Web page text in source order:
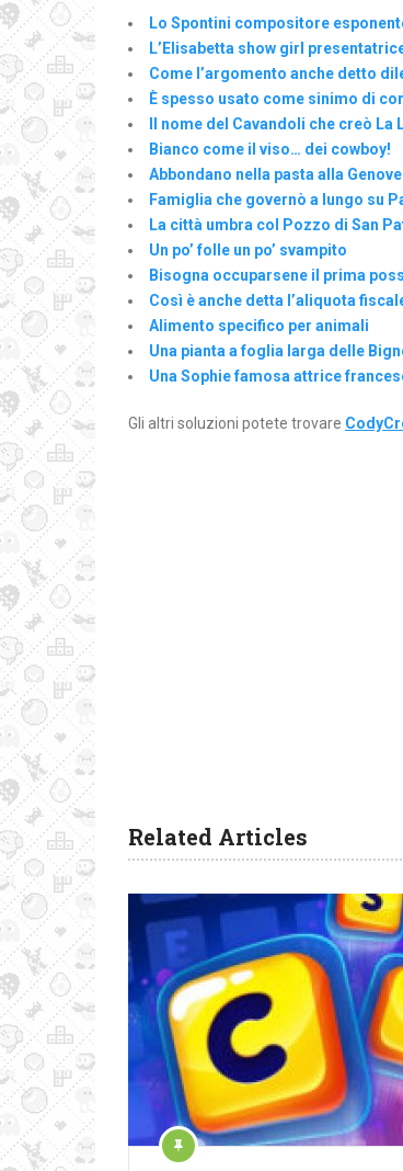
Lo Spontini compositore
L’Elisabetta show girl
Come l’argomento anche detto
È spesso usato come sinimo di
Il nome del Cavandoli che creò La
Bianco come il viso… dei cowboy!
Abbondano nella pasta alla
Famiglia che governò a lungo su
La città umbra col Pozzo di San
Un po’ folle un po’ svampito
Bisogna occuparsene il prima
Così è anche detta l’aliquota
Alimento specifico per animali
Una pianta a foglia larga delle
Una Sophie famosa attrice
Gli altri soluzioni potete trovare
Related Articles